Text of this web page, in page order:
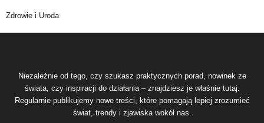
Zdrowie i Uroda
Niezależnie od tego, czy szukasz praktycznych porad, nowinek ze
świata, czy inspiracji do działania – znajdziesz je właśnie tutaj.
Regularnie publikujemy nowe treści, które pomagają lepiej zrozumieć
świat, trendy i zjawiska wokół nas.